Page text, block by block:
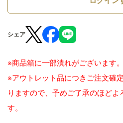
シェア
※商品箱に一部潰れがございます。
※アウトレット品につきご注文確
りますので、予めご了承のほどよ
す。